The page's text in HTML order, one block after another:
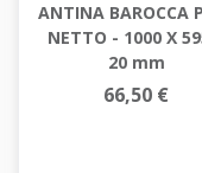
ANTINA BAROCCA
NETTO - 1000 X
20 mm
66,50 €